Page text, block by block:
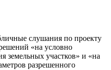
слушания по проекту
«на условно
земельных участков» и «на
разрешенного